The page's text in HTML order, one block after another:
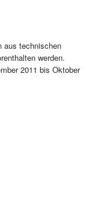
aus technischen
werden.
2011 bis Oktober